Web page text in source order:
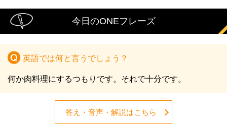
今日のONEフレーズ
英語では何と言うでしょう？
何か肉料理にするつもりです。それで十分です。
答え・音声・解説はこちら